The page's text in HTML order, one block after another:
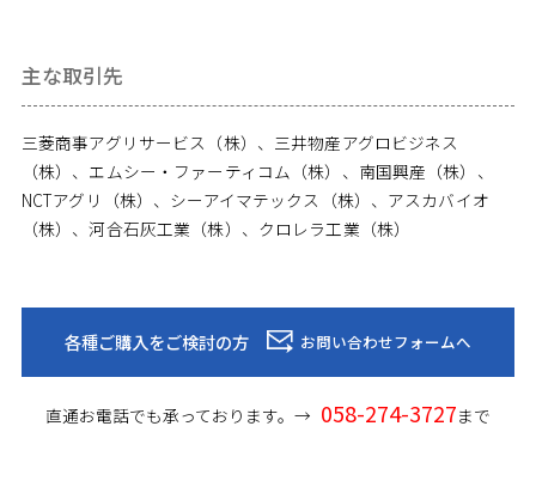
主な取引先
三菱商事アグリサービス（株）、三井物産アグロビジネス
（株）、エムシー・ファーティコム（株）、南国興産（株）、
NCTアグリ（株）、シーアイマテックス（株）、アスカバイオ
（株）、河合石灰工業（株）、クロレラ工業（株）
各種ご購入をご検討の方 お問い合わせフォームへ
直通お電話でも承っております。→ 058-274-3727まで